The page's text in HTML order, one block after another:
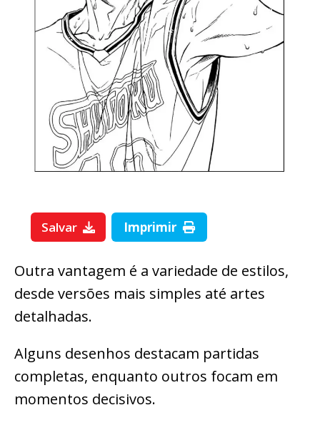
Salvar Imprimir
Outra vantagem é a variedade de estilos,
desde versões mais simples até artes
detalhadas.
Alguns desenhos destacam partidas
completas, enquanto outros focam em
momentos decisivos.